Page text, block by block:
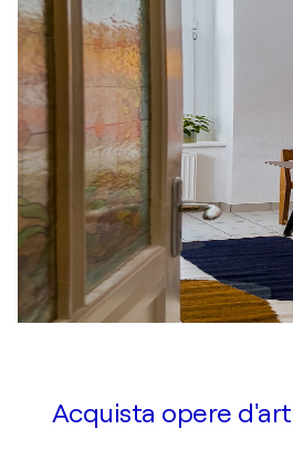
Acquista opere